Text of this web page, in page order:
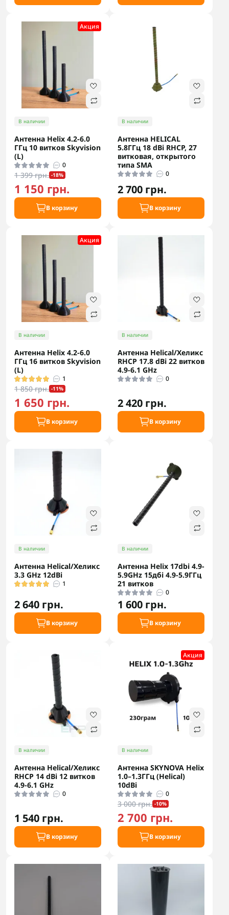
Акция
В наличии
Антенна Helix 4.2-6.0
ГГц 10 витков Skyvision
(L)
0
1 399 грн. -18%
1 150 грн.
В корзину
В наличии
Антенна HELICAL
5.8ГГц 18 dBi RHCP, 27
витковая, открытого
типа SMA
0
2 700 грн.
В корзину
Акция
В наличии
Антенна Helix 4.2-6.0
ГГц 16 витков Skyvision
(L)
1
1 850 грн. -11%
1 650 грн.
В корзину
В наличии
Антенна Helical/Хеликс
RHCP 17.8 dBi 22 витков
4.9-6.1 GHz
0
2 420 грн.
В корзину
В наличии
Антенна Helical/Хеликс
3.3 GHz 12dBi
1
2 640 грн.
В корзину
В наличии
Антенна Helix 17dbi 4.9-
5.9GHz 15дбі 4.9-5.9ГГц
21 витков
0
1 600 грн.
В корзину
В наличии
Антенна Helical/Хеликс
RHCP 14 dBi 12 витков
4.9-6.1 GHz
0
1 540 грн.
В корзину
Акция
В наличии
Антенна SKYNOVA Helix
1.0–1.3ГГц (Helical)
10dBi
0
3 000 грн. -10%
2 700 грн.
В корзину